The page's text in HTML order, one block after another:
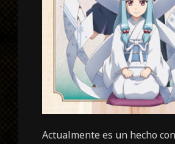
Actualmente es un hecho